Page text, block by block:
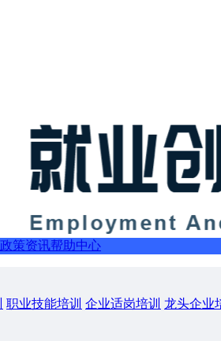
政策资讯帮助中心
职业技能培训 企业适岗培训 龙头企业